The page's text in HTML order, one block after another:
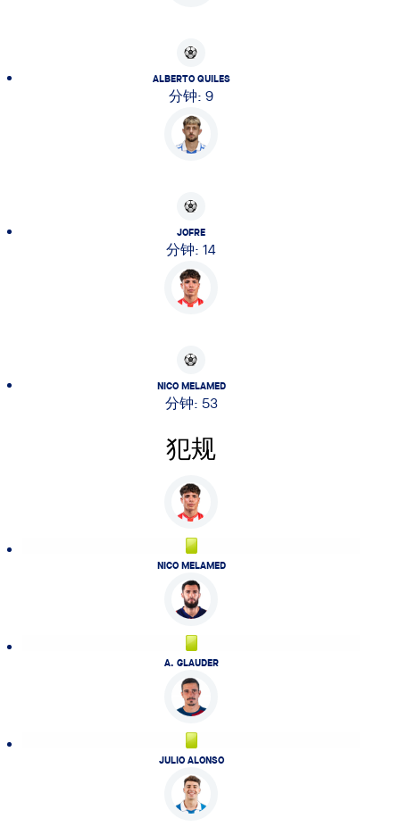
ALBERTO QUILES
分钟: 9
JOFRE
分钟: 14
NICO MELAMED
分钟: 53
犯规
NICO MELAMED
A. GLAUDER
JULIO ALONSO